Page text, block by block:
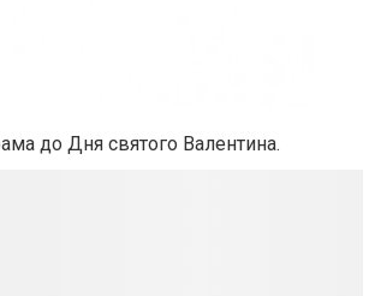
до Дня святого Валентина.